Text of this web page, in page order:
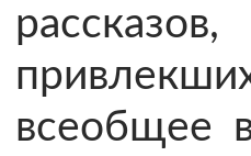
рассказов,
всеобщее